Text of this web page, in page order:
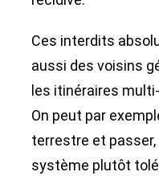
Ces interdits
aussi des voisins
les itinéraires multi-
On peut par
terrestre et passer,
système plutôt